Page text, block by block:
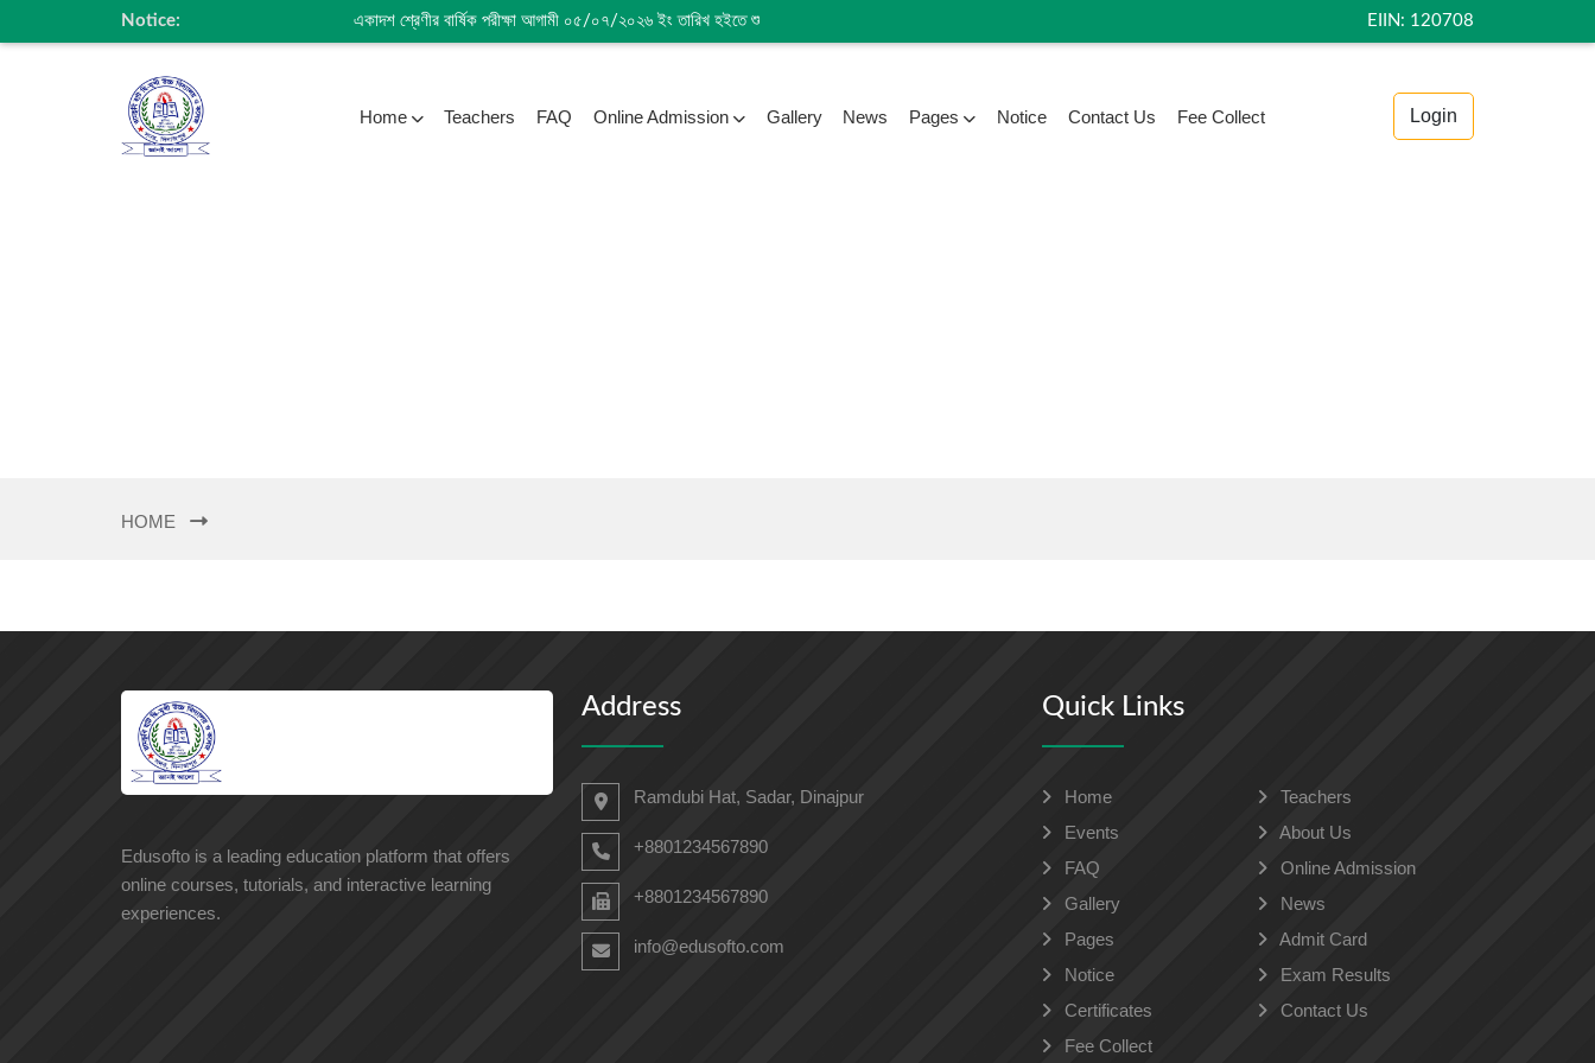
Notice: একাদশ শ্রেণীর বার্ষিক পরীক্ষা আগামী ০৫/০৭/২০২৬ ইং তারিখ হইতে শুরু হইবে। ।। ২০২৪-২০২৫ ইং শিক্ষাবর্ষ পরীক্ষা-২০২৬ ইং সালের ছাত্র/ছাত্রীর বিয়য় ও বিভাগ পরিবর্তন প্রসঙ্গে। ।। ২০২৪-২০২৫ ইং
EIIN: 120708
Home Teachers FAQ Online Admission Gallery News Pages Notice Contact Us Fee Collect Login
HOME
Edusofto is a leading education platform that offers
online courses, tutorials, and interactive learning
experiences.
Address
Ramdubi Hat, Sadar, Dinajpur
+8801234567890
+8801234567890
info@edusofto.com
Quick Links
Home
Teachers
Events
About Us
FAQ
Online Admission
Gallery
News
Pages
Admit Card
Notice
Exam Results
Certificates
Contact Us
Fee Collect